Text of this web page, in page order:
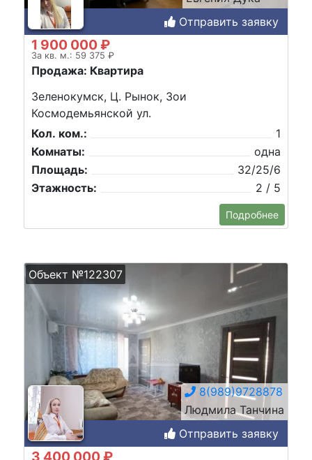
Отправить заявку
1 900 000 ₽
За кв. м.: 59 375 ₽
Продажа: Квартира
Зеленокумск, Ц. Рынок, Зои
Космодемьянской ул.
Кол. ком.:
1
Комнаты:
одна
Площадь:
32/25/6
Этажность:
2 / 5
Подробнее
Объект №122307
8(989)9728878
Людмила Танчина
Отправить заявку
3 400 000 ₽